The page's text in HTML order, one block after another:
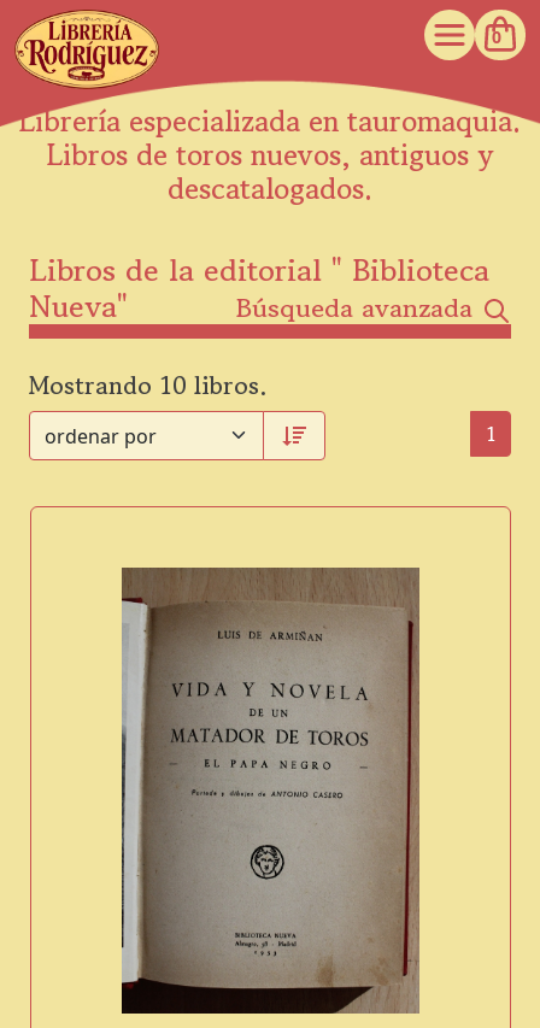
0
Librería especializada en tauromaquia.
Libros de toros nuevos, antiguos y
descatalogados.
Libros de la editorial " Biblioteca
Nueva"
Búsqueda avanzada
Mostrando 10 libros.
1